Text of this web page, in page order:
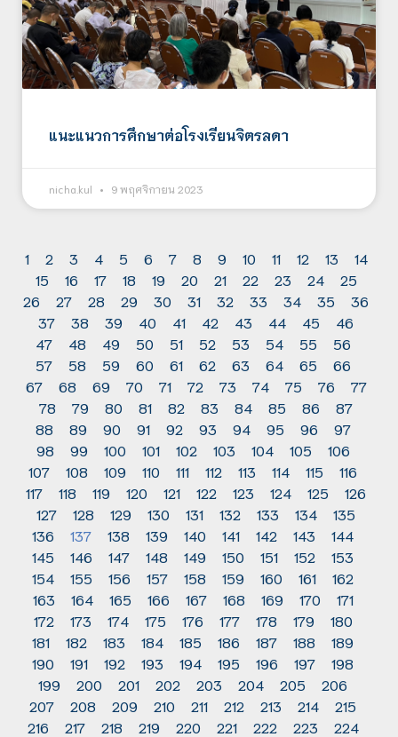
แนะแนวการศึกษาต่อโรงเรียนจิตรลดา
nicha.kul 9 พฤศจิกายน 2023
1 2 3 4 5 6 7 8 9 10 11 12 13
14
15
16 17 18 19 20 21 22 23 24
25
26
27 28 29 30 31 32 33 34 35
36
37
38 39 40 41 42 43 44 45
46
47
48 49 50 51 52 53 54 55
56
57
58 59 60 61 62 63 64 65
66
67
68 69 70 71 72 73 74 75 76
77
78
79 80 81 82 83 84 85 86
87
88
89 90 91 92 93 94 95 96
97
98
99 100 101 102 103 104 105
106
107
108 109 110 111 112 113 114 115
116
117
118 119 120 121 122 123 124 125
126
127
128 129 130 131 132 133 134
135
136
137 138 139 140 141 142 143
144
145
146 147 148 149 150 151 152
153
154
155 156 157 158 159 160 161
162
163
164 165 166 167 168 169 170
171
172
173 174 175 176 177 178 179
180
181
182 183 184 185 186 187 188
189
190
191 192 193 194 195 196 197
198
199
200 201 202 203 204 205
206
207
208 209 210 211 212 213 214
215
216
217 218 219 220 221 222 223
224